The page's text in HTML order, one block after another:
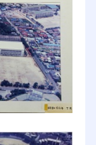
日
し、即日浦和
就任。